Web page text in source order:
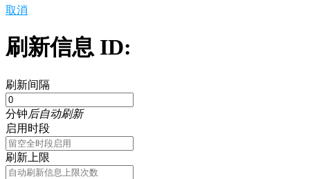
取消
刷新信息 ID:
刷新间隔
分钟后自动刷新
启用时段
刷新上限